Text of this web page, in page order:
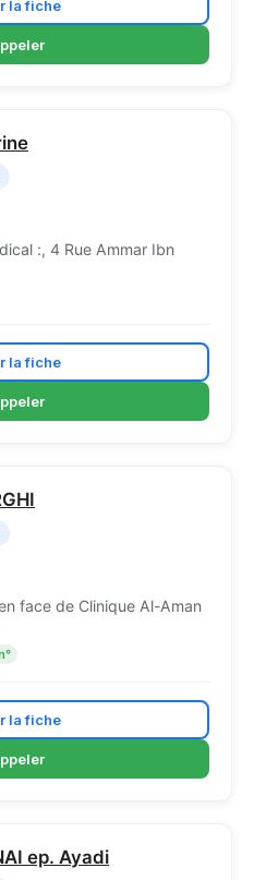
la fiche
:, 4 Rue Ammar Ibn
la fiche
face de Clinique Al-Aman
la fiche
ep. Ayadi